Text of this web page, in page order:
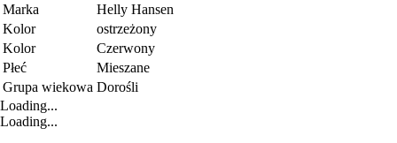
Marka
Helly Hansen
Kolor
ostrzeżony
Kolor
Czerwony
Płeć
Mieszane
Grupa wiekowa Dorośli
Loading...
Loading...